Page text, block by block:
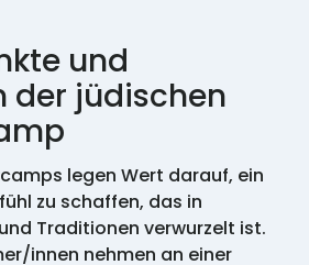
und
der jüdischen
legen Wert darauf, ein
zu schaffen, das in
Traditionen verwurzelt ist.
innen nehmen an einer